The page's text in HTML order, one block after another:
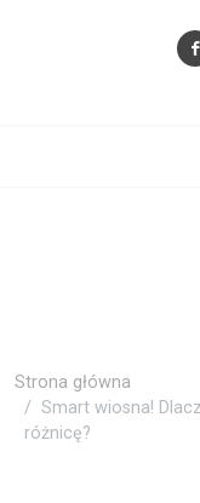
Strona główna
Smart wiosna!
różnicę?